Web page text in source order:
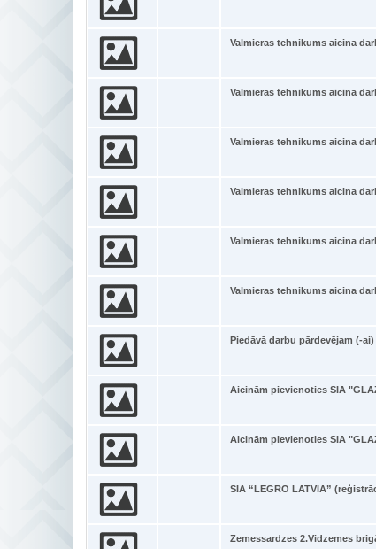
Valmieras tehnikums aicina
Valmieras tehnikums aicina
Valmieras tehnikums aicina
Valmieras tehnikums aicina
Valmieras tehnikums aicina
Valmieras tehnikums aicina
Piedāvā darbu pārdevējam (-
Aicinām pievienoties SIA
Aicinām pievienoties SIA
SIA “LEGRO LATVIA”
Zemessardzes 2.Vidzemes